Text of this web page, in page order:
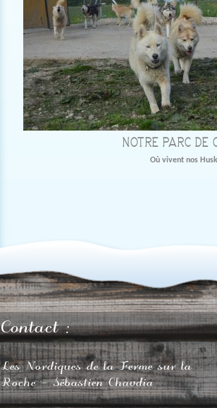
NOTRE PARC DE
Où vivent nos
Contact :
Les Nordiques de la Ferme sur la
Roche - Sébastien Chavdia